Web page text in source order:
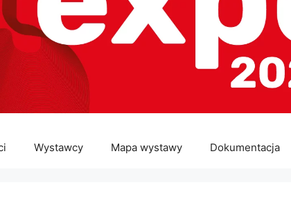
Wystawcy Mapa wystawy Dokumentacja